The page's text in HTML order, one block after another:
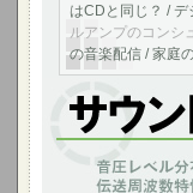
はCDと同じ？ /
ルアンプのコンシ
の音楽配信 / 家庭
音響測定、音圧レベル
「アメニティ＆サウ
連したコラムをサウ